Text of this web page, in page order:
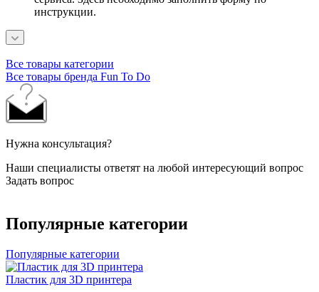
инструкции.
Все товары категории
Все товары бренда Fun To Do
Нужна консультация?
Наши специалисты ответят на любой интересующий вопрос
Задать вопрос
Популярные категории
Популярные категории
Пластик для 3D принтера